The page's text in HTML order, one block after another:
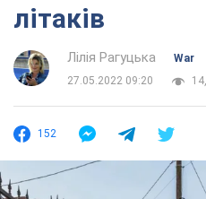
літаків
Лілія Рагуцька
War
27.05.2022 09:20
152